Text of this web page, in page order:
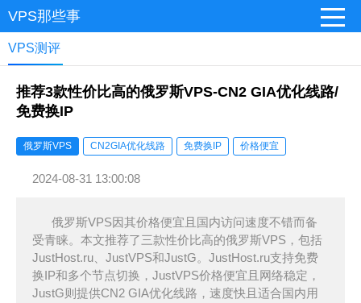
VPS那些事
VPS测评
推荐3款性价比高的俄罗斯VPS-CN2 GIA优化线路/
免费换IP
俄罗斯VPS CN2GIA优化线路 免费换IP 价格便宜
2024-08-31 13:00:08
俄罗斯VPS因其价格便宜且国内访问速度不错而备
受青睐。本文推荐了三款性价比高的俄罗斯VPS，包括
JustHost.ru、JustVPS和JustG。JustHost.ru支持免费
换IP和多个节点切换，JustVPS价格便宜且网络稳定，
JustG则提供CN2 GIA优化线路，速度快且适合国内用